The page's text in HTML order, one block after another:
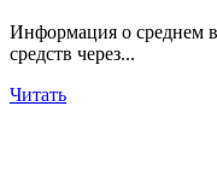
Информация о среднем
средств через...
Читать